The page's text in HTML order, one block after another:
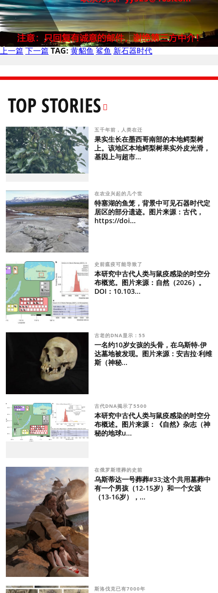
上一篇 下一篇 TAG: 黄貂鱼鲨鱼新石器时代
TOP STORIES
五千年前，人类在迁
果实生长在墨西哥南部的本地鳄梨树
上。该地区本地鳄梨树果实外皮光滑，
基因上与超市...
在农业兴起的几个世
特塞湖的鱼笼，背景中可见石器时代定
居区的部分遗迹。图片来源：古代，
https://doi...
史前瘟疫可能导致了
本研究中古代人类与鼠疫感染的时空分
布概览。图片来源：自然（2026）。
DOI：10.103...
古老的DNA显示：55
一名约10岁女孩的头骨，在乌斯特-伊
达墓地被发现。图片来源：安吉拉·利维
斯（神秘...
古代DNA揭示了5500
本研究中古代人类与鼠疫感染的时空分
布概述。图片来源：《自然》杂志（神
秘的地球u...
在俄罗斯埋葬的史前
乌斯蒂达一号葬葬#33;这个共用墓葬中
有一个男孩（12-15岁）和一个女孩
（13-16岁），...
斯洛伐克已有7000年